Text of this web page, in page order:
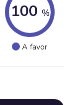
100 %
A favor